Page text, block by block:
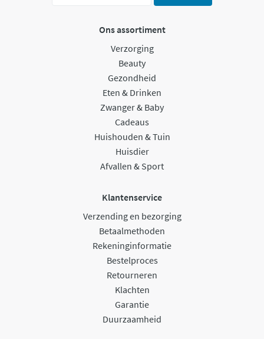
Ons assortiment
Verzorging
Beauty
Gezondheid
Eten & Drinken
Zwanger & Baby
Cadeaus
Huishouden & Tuin
Huisdier
Afvallen & Sport
Klantenservice
Verzending en bezorging
Betaalmethoden
Rekeninginformatie
Bestelproces
Retourneren
Klachten
Garantie
Duurzaamheid